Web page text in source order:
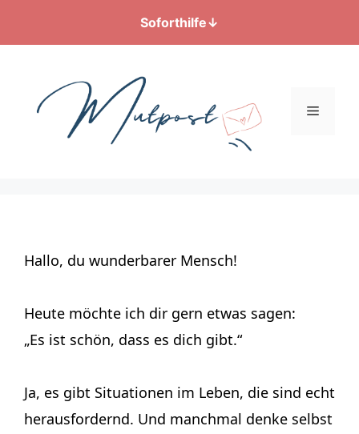
Soforthilfe↓
springen
Menü
Hallo, du wunderbarer Mensch!
Heute möchte ich dir gern etwas sagen:
„Es ist schön, dass es dich gibt.“
Ja, es gibt Situationen im Leben, die sind echt
herausfordernd. Und manchmal denke selbst